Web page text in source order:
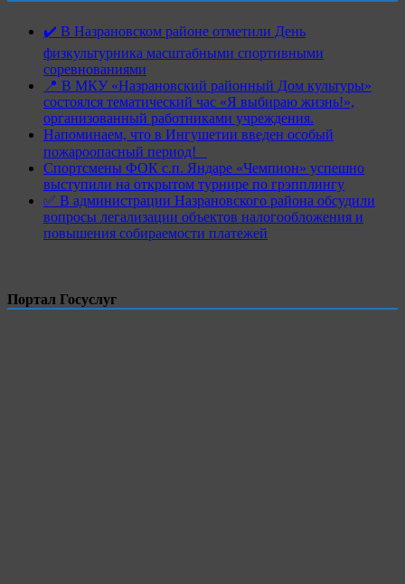
✔️ В Назрановском районе отметили День
физкультурника масштабными спортивными
соревнованиями
📍 В МКУ «Назрановский районный Дом культуры»
состоялся тематический час «Я выбираю жизнь!»,
организованный работниками учреждения.
Напоминаем, что в Ингушетии введен особый
пожароопасный период!⁣⁣⠀
Спортсмены ФОК с.п. Яндаре «Чемпион» успешно
выступили на открытом турнире по грэпплингу
✅ В администрации Назрановского района обсудили
вопросы легализации объектов налогообложения и
повышения собираемости платежей
Портал Госуслуг